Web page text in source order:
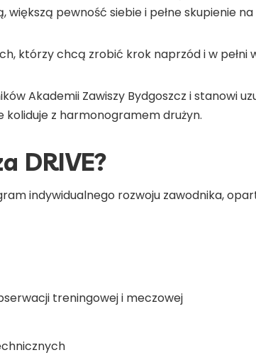
pewność siebie i pełne skupienie na
którzy chcą zrobić krok naprzód i w pełni
Akademii Zawiszy Bydgoszcz i stanowi
koliduje z harmonogramem drużyn.
DRIVE?
indywidualnego rozwoju zawodnika,
treningowej i meczowej